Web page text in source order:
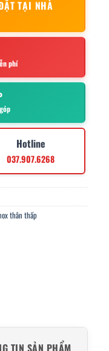
TẠI NHÀ
phí
Hotline
037.907.6268
thân thấp
TIN SẢN PHẨM